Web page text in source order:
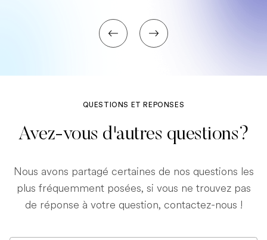
QUESTIONS ET REPONSES
Avez-vous d'autres questions?
Nous avons partagé certaines de nos questions les
plus fréquemment posées, si vous ne trouvez pas
de réponse à votre question, contactez-nous !